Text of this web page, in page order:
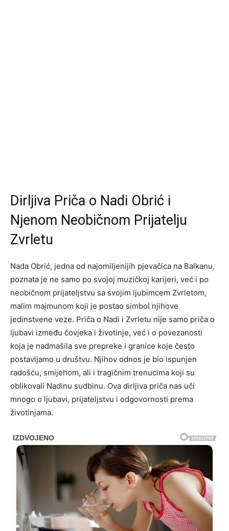
Dirljiva Priča o Nadi Obrić i
Njenom Neobičnom Prijatelju
Zvrletu
Nada Obrić, jedna od najomiljenijih pjevačica na Balkanu,
poznata je ne samo po svojoj muzičkoj karijeri, već i po
neobičnom prijateljstvu sa svojim ljubimcem Zvrletom,
malim majmunom koji je postao simbol njihove
jedinstvene veze. Priča o Nadi i Zvrletu nije samo priča o
ljubavi između čovjeka i životinje, već i o povezanosti
koja je nadmašila sve prepreke i granice koje često
postavljamo u društvu. Njihov odnos je bio ispunjen
radošću, smijehom, ali i tragičnim trenucima koji su
oblikovali Nadinu sudbinu. Ova dirljiva priča nas uči
mnogo o ljubavi, prijateljstvu i odgovornosti prema
životinjama.